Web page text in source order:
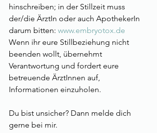
hinschreiben; in der Stillzeit muss
der/die ÄrztIn oder auch ApothekerIn
darum bitten: www.embryotox.de
Wenn ihr eure Stillbeziehung nicht
beenden wollt, übernehmt
Verantwortung und fordert eure
betreuende ÄrztInnen auf,
Informationen einzuholen.
Du bist unsicher? Dann melde dich
gerne bei mir.